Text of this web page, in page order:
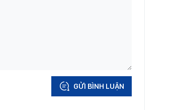
GỬI BÌNH LUẬN